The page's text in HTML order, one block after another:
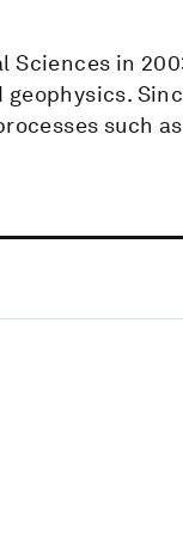
Sciences in
such